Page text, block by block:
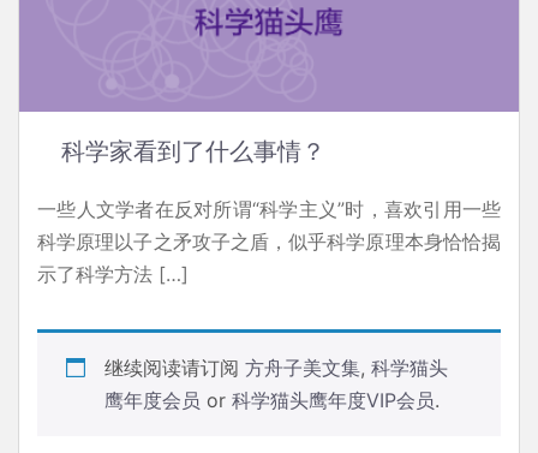
科学家看到了什么事情？
一些人文学者在反对所谓“科学主义”时，喜欢引用一些
科学原理以子之矛攻子之盾，似乎科学原理本身恰恰揭
示了科学方法 […]
继续阅读请订阅 方舟子美文集, 科学猫头
鹰年度会员 or 科学猫头鹰年度VIP会员.